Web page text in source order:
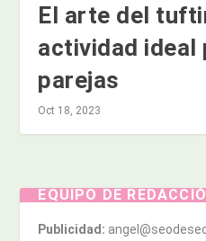
El arte del
actividad ideal
parejas
Oct 18, 2023
EQUIPO DE
Publicidad: